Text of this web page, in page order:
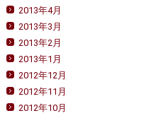
2013年4月
2013年3月
2013年2月
2013年1月
2012年12月
2012年11月
2012年10月